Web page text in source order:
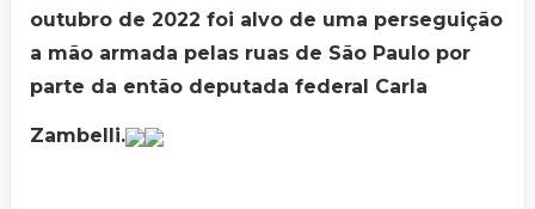
outubro de 2022 foi alvo de uma perseguição
a mão armada pelas ruas de São Paulo por
parte da então deputada federal Carla
Zambelli.